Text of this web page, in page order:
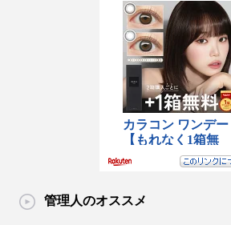
管理人のオススメ